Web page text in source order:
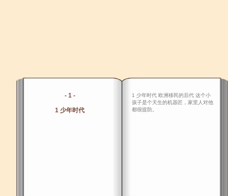
- 1 -
1 少年时代
1 少年时代 欧洲移民的后代 这个小
孩子是个天生的机器匠，家里人对他
都很提防。